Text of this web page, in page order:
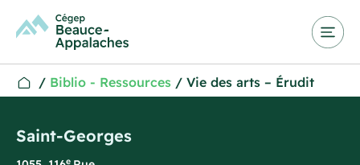
/ Biblio - Ressources / Vie des arts – Érudit
Saint-Georges
e